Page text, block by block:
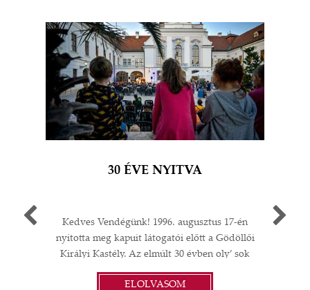
30 ÉVE NYITVA
Kedves Vendégünk! 1996. augusztus 17-én
nyitotta meg kapuit látogatói előtt a Gödöllői
Királyi Kastély. Az elmúlt 30 évben oly’ sok
minden történt: felújítások;
műtárgyvásárlások; időszaki kiállítások a
ELOLVASOM